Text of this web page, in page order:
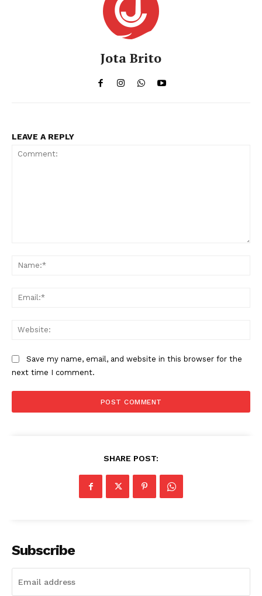
Jota Brito
LEAVE A REPLY
Save my name, email, and website in this browser for the
next time I comment.
SHARE POST:
Subscribe